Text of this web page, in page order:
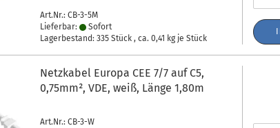
Art.Nr.: CB-3-5M
Lieferbar:
Sofort
Lagerbestand: 335 Stück , ca.0,41 kg je Stück
Netzkabel Europa CEE 7/7 auf C5,
0,75mm², VDE, weiß, Länge 1,80m
Art.Nr.: CB-3-W